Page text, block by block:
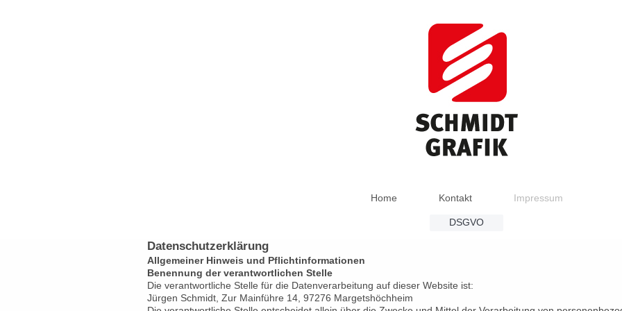
Home Kontakt Impressum
DSGVO
Datenschutzerklärung
Allgemeiner Hinweis und Pflichtinformationen
Benennung der verantwortlichen Stelle
Die verantwortliche Stelle für die Datenverarbeitung auf dieser Website ist:
Jürgen Schmidt, Zur Mainführe 14, 97276 Margetshöchheim